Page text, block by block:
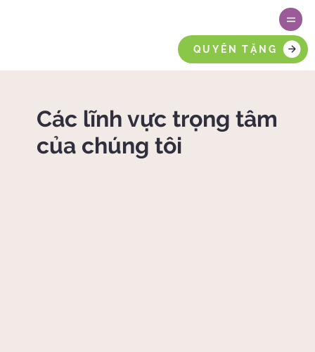
QUYÊN TẶNG
Các lĩnh vực trọng tâm
của chúng tôi